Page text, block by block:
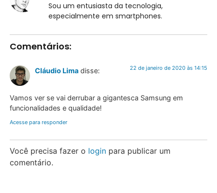
Sou um entusiasta da tecnologia,
especialmente em smartphones.
Comentários:
Cláudio Lima disse: 22 de janeiro de 2020 às 14:15
Vamos ver se vai derrubar a gigantesca Samsung em
funcionalidades e qualidade!
Acesse para responder
Você precisa fazer o login para publicar um
comentário.